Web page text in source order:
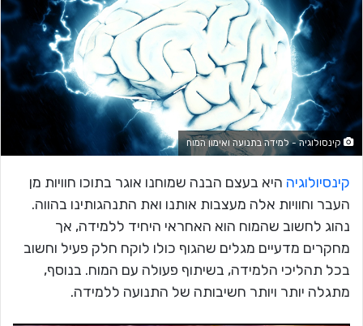
קינסולוגיה - למידה בתנועה ואימון המוח
קינסיולוגיה היא בעצם הבנה שמוחנו אוגר בתוכו חוויות מן
העבר וחוויות אלה מעצבות אותנו ואת התנהגותינו בהווה.
נהוג לחשוב שהמוח הוא האחראי היחיד ללמידה, אך
מחקרים מדעיים מגלים שהגוף כולו לוקח חלק פעיל וחשוב
בכל תהליכי הלמידה, בשיתוף פעולה עם המוח. בנוסף,
מתגלה יותר ויותר חשיבותה של התנועה ללמידה.